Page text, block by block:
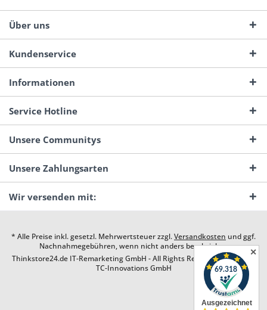
Über uns
Kundenservice
Informationen
Service Hotline
Unsere Communitys
Unsere Zahlungsarten
Wir versenden mit:
* Alle Preise inkl. gesetzl. Mehrwertsteuer zzgl.Versandkosten und ggf.
Nachnahmegebühren, wenn nicht anders beschrieben
Thinkstore24.de IT-Remarketing GmbH - All Rights Reserved. Design by
TC-Innovations GmbH
✕